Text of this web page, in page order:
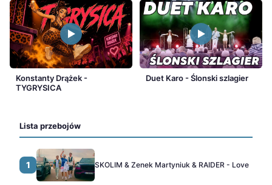
Konstanty Drążek -
TYGRYSICA
Duet Karo - Ślonski szlagier
Lista przebojów
1 SKOLIM & Zenek Martyniuk & RAIDER - Love